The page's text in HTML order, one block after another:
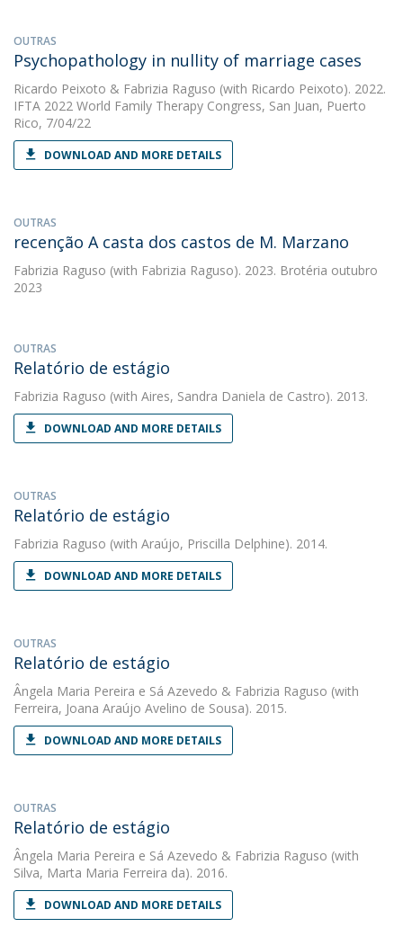
OUTRAS
Psychopathology in nullity of marriage cases
Ricardo Peixoto & Fabrizia Raguso (with Ricardo Peixoto). 2022.
IFTA 2022 World Family Therapy Congress, San Juan, Puerto
Rico, 7/04/22
DOWNLOAD AND MORE DETAILS
OUTRAS
recenção A casta dos castos de M. Marzano
Fabrizia Raguso (with Fabrizia Raguso). 2023. Brotéria outubro
2023
OUTRAS
Relatório de estágio
Fabrizia Raguso (with Aires, Sandra Daniela de Castro). 2013.
DOWNLOAD AND MORE DETAILS
OUTRAS
Relatório de estágio
Fabrizia Raguso (with Araújo, Priscilla Delphine). 2014.
DOWNLOAD AND MORE DETAILS
OUTRAS
Relatório de estágio
Ângela Maria Pereira e Sá Azevedo & Fabrizia Raguso (with
Ferreira, Joana Araújo Avelino de Sousa). 2015.
DOWNLOAD AND MORE DETAILS
OUTRAS
Relatório de estágio
Ângela Maria Pereira e Sá Azevedo & Fabrizia Raguso (with
Silva, Marta Maria Ferreira da). 2016.
DOWNLOAD AND MORE DETAILS